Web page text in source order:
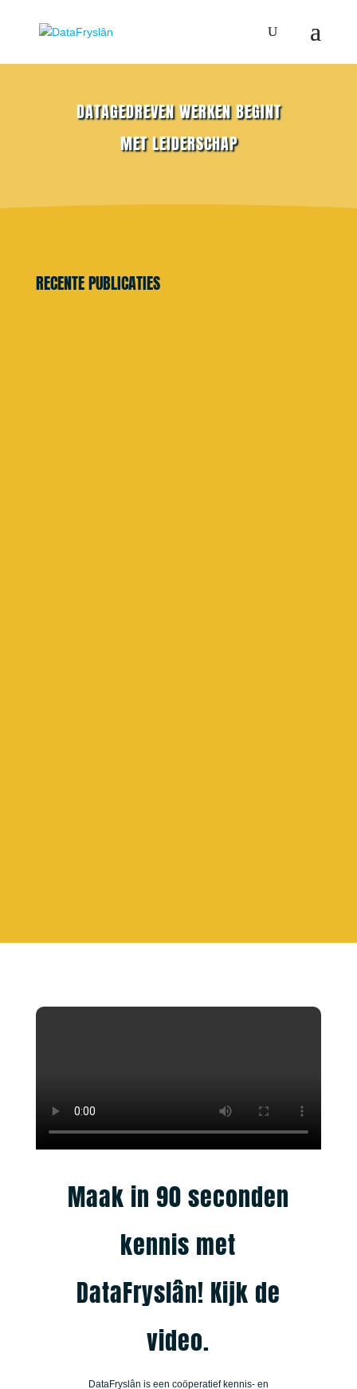
DATAGEDREVEN WERKEN BEGINT
MET LEIDERSCHAP
RECENTE PUBLICATIES
Maak in 90 seconden
kennis met
DataFryslân! Kijk de
video.
DataFryslân is een coöperatief kennis- en